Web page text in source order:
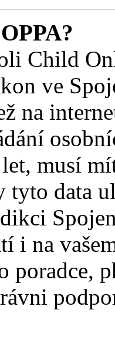
Child
ve
na
musí
tyto data
i na
poradce,